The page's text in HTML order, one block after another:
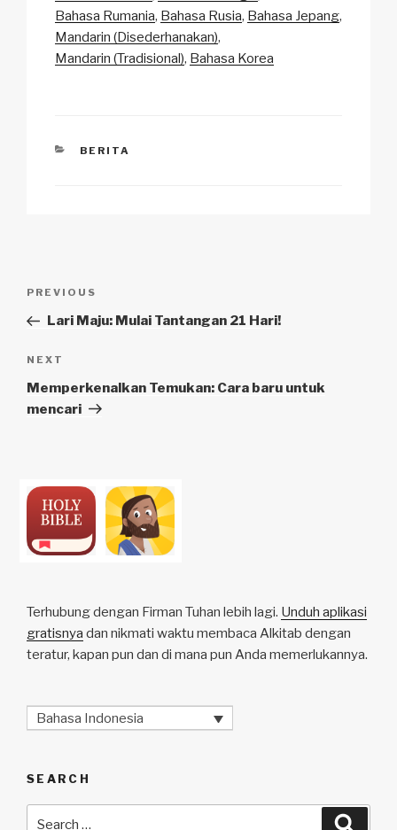
n
k
o
o
k
p
p
h
Bahasa Rumania Bahasa Rusia Bahasa Jepang
Mandarin (Disederhanakan)
Mandarin (Tradisional) Bahasa Korea
CATEGORIES
BERITA
Previous
Post
PREVIOUS
Lari Maju: Mulai Tantangan 21 Hari!
Next
Post
NEXT
Memperkenalkan Temukan: Cara baru untuk
mencari
Terhubung dengan Firman Tuhan lebih lagi. Unduh aplikasi
gratisnya dan nikmati waktu membaca Alkitab dengan
teratur, kapan pun dan di mana pun Anda memerlukannya.
Bahasa Indonesia
SEARCH